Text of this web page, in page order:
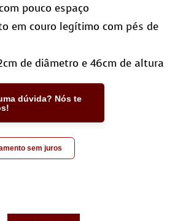
pouco espaço
em couro legítimo com pés de
de diâmetro e 46cm de altura
dúvida? Nós te
sem juros